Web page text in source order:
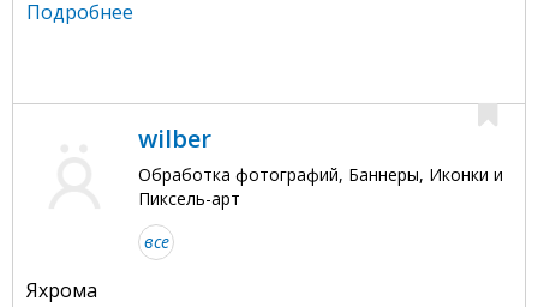
Подробнее
wilber
Обработка фотографий, Баннеры, Иконки и
Пиксель-арт
все
Яхрома